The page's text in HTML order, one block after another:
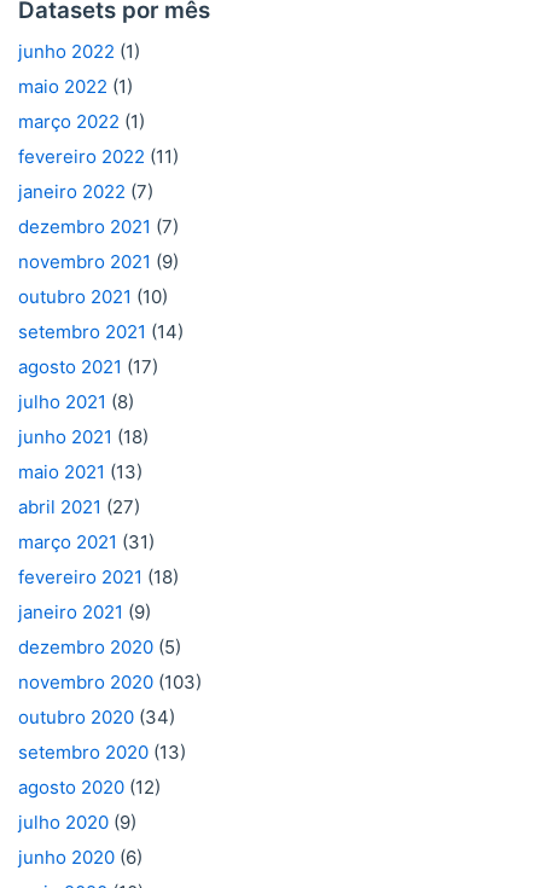
Datasets por mês
junho 2022 (1)
maio 2022 (1)
março 2022 (1)
fevereiro 2022 (11)
janeiro 2022 (7)
dezembro 2021 (7)
novembro 2021 (9)
outubro 2021 (10)
setembro 2021 (14)
agosto 2021 (17)
julho 2021 (8)
junho 2021 (18)
maio 2021 (13)
abril 2021 (27)
março 2021 (31)
fevereiro 2021 (18)
janeiro 2021 (9)
dezembro 2020 (5)
novembro 2020 (103)
outubro 2020 (34)
setembro 2020 (13)
agosto 2020 (12)
julho 2020 (9)
junho 2020 (6)